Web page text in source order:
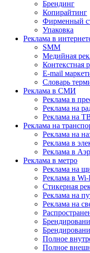
Брендинг
Копирайтинг
Фирменный
Упаковка
Реклама в
SMM
Медийная
Контекстная
E-mail
Словарь
Реклама в СМИ
Реклама в
Реклама на
Реклама на
Реклама на
Реклама на
Реклама в
Реклама в
Реклама в метро
Реклама на
Реклама в
Стикерная
Реклама на
Реклама на
Полное
Полное